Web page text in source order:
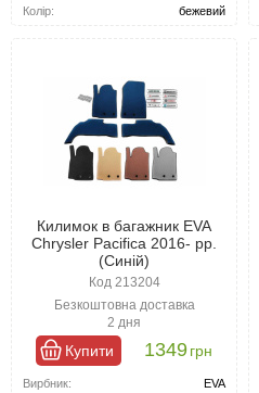
Колір:
бежевий
Килимок в багажник EVA
Chrysler Pacifica 2016- рр.
(Синій)
Код 213204
Безкоштовна доставка
2 дня
Купити 1349грн
Вирбник: EVA